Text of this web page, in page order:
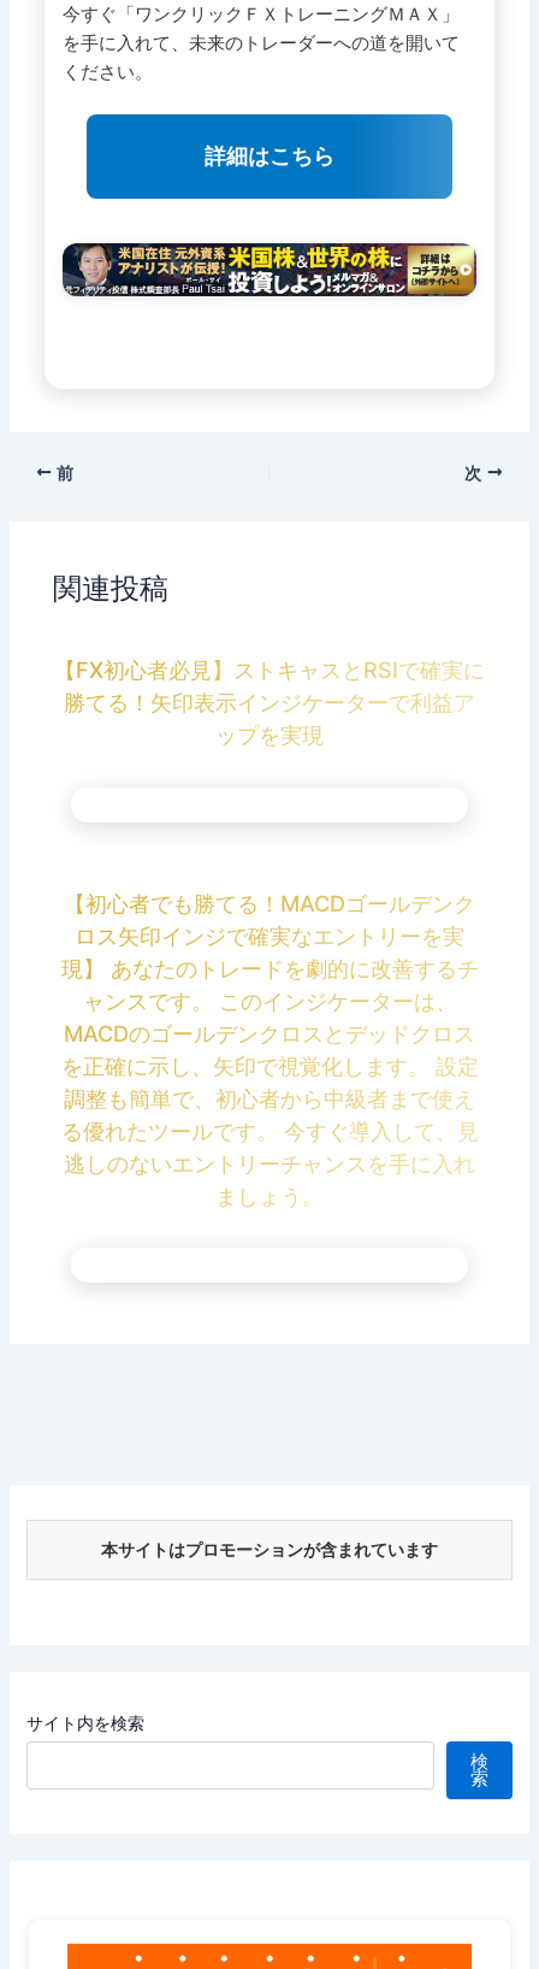
今すぐ「ワンクリックＦＸトレーニングＭＡＸ」
を手に入れて、未来のトレーダーへの道を開いて
ください。
詳細はこちら
前 次
関連投稿
【FX初心者必見】ストキャスとRSIで確実に
勝てる！矢印表示インジケーターで利益ア
ップを実現
【初心者でも勝てる！MACDゴールデンク
ロス矢印インジで確実なエントリーを実
現】 あなたのトレードを劇的に改善するチ
ャンスです。 このインジケーターは、
MACDのゴールデンクロスとデッドクロス
を正確に示し、矢印で視覚化します。 設定
調整も簡単で、初心者から中級者まで使え
る優れたツールです。 今すぐ導入して、見
逃しのないエントリーチャンスを手に入れ
ましょう。
本サイトはプロモーションが含まれています
サイト内を検索
検
索